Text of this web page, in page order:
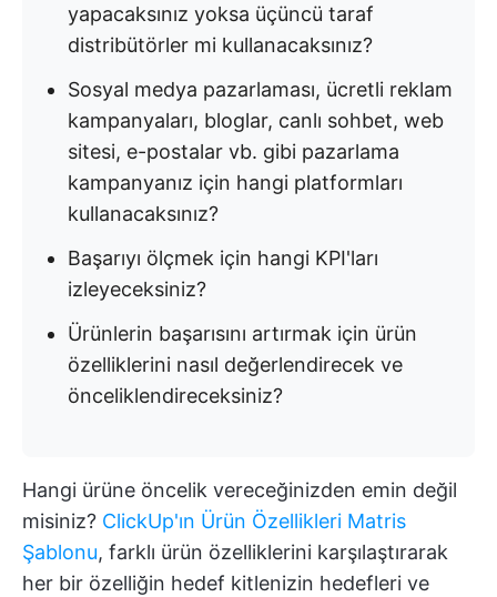
yapacaksınız yoksa üçüncü taraf
distribütörler mi kullanacaksınız?
Sosyal medya pazarlaması, ücretli reklam
kampanyaları, bloglar, canlı sohbet, web
sitesi, e-postalar vb. gibi pazarlama
kampanyanız için hangi platformları
kullanacaksınız?
Başarıyı ölçmek için hangi KPI'ları
izleyeceksiniz?
Ürünlerin başarısını artırmak için ürün
özelliklerini nasıl değerlendirecek ve
önceliklendireceksiniz?
Hangi ürüne öncelik vereceğinizden emin değil
misiniz? ClickUp'ın Ürün Özellikleri Matris
Şablonu, farklı ürün özelliklerini karşılaştırarak
her bir özelliğin hedef kitlenizin hedefleri ve